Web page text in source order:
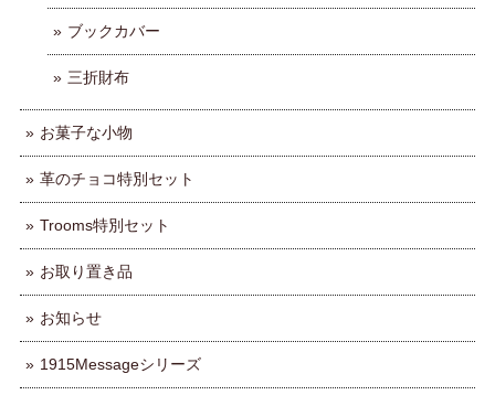
ブックカバー
三折財布
お菓子な小物
革のチョコ特別セット
Trooms特別セット
お取り置き品
お知らせ
1915Messageシリーズ